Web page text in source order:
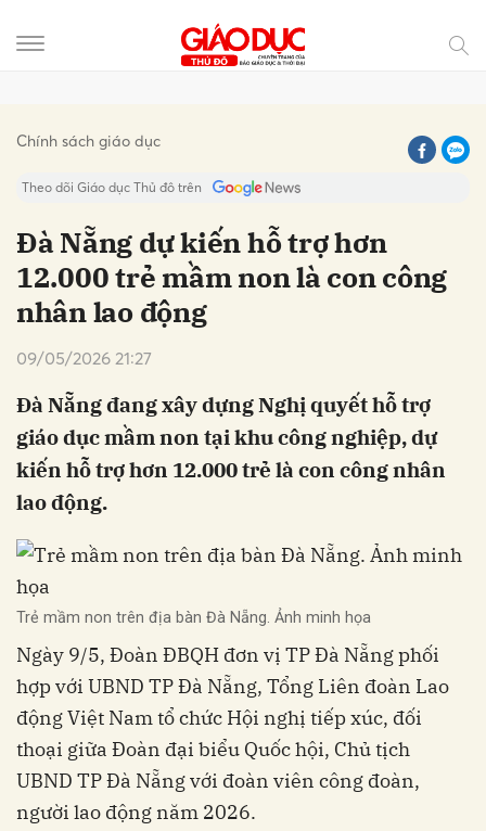
Chính sách giáo dục
Theo dõi Giáo dục Thủ đô trên
Đà Nẵng dự kiến hỗ trợ hơn
12.000 trẻ mầm non là con công
nhân lao động
09/05/2026 21:27
Đà Nẵng đang xây dựng Nghị quyết hỗ trợ
giáo dục mầm non tại khu công nghiệp, dự
kiến hỗ trợ hơn 12.000 trẻ là con công nhân
lao động.
Trẻ mầm non trên địa bàn Đà Nẵng. Ảnh minh họa
Ngày 9/5, Đoàn ĐBQH đơn vị TP Đà Nẵng phối
hợp với UBND TP Đà Nẵng, Tổng Liên đoàn Lao
động Việt Nam tổ chức Hội nghị tiếp xúc, đối
thoại giữa Đoàn đại biểu Quốc hội, Chủ tịch
UBND TP Đà Nẵng với đoàn viên công đoàn,
người lao động năm 2026.
Hủy Gửi